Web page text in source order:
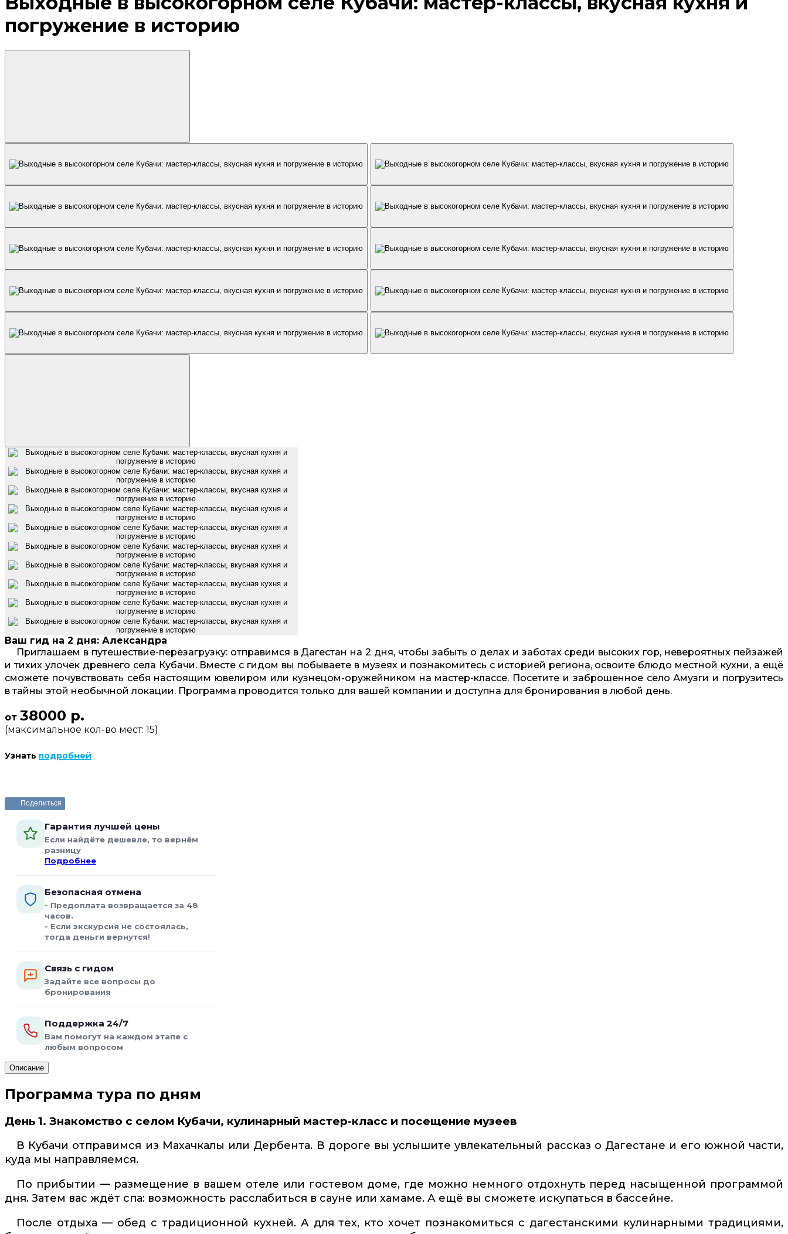
погружение в историю
Ваш гид на 2 дня: Александра
Приглашаем в путешествие-перезагрузку: отправимся в Дагестан на 2 дня, чтобы забыть о делах и заботах среди высоких гор, невероятных пейзажей
и тихих улочек древнего села Кубачи. Вместе с гидом вы побываете в музеях и познакомитесь с историей региона, освоите блюдо местной кухни, а ещё
сможете почувствовать себя настоящим ювелиром или кузнецом-оружейником на мастер-классе. Посетите и заброшенное село Амузги и погрузитесь
в тайны этой необычной локации. Программа проводится только для вашей компании и доступна для бронирования в любой день.
от 38000 р.
(максимальное кол-во мест: 15)
Узнать подробней
Поделиться
Гарантия лучшей цены
Если найдёте дешевле, то вернём
разницу
Подробнее
Безопасная отмена
- Предоплата возвращается за 48
часов.
- Если экскурсия не состоялась,
тогда деньги вернутся!
Связь с гидом
Задайте все вопросы до
бронирования
Поддержка 24/7
Вам помогут на каждом этапе с
любым вопросом
Описание
Программа тура по дням
День 1. Знакомство с селом Кубачи, кулинарный мастер-класс и посещение музеев
В Кубачи отправимся из Махачкалы или Дербента. В дороге вы услышите увлекательный рассказ о Дагестане и его южной части,
куда мы направляемся.
По прибытии — размещение в вашем отеле или гостевом доме, где можно немного отдохнуть перед насыщенной программой
дня. Затем вас ждёт спа: возможность расслабиться в сауне или хамаме. А ещё вы сможете искупаться в бассейне.
После отдыха — обед с традиционной кухней. А для тех, кто хочет познакомиться с дагестанскими кулинарными традициями,